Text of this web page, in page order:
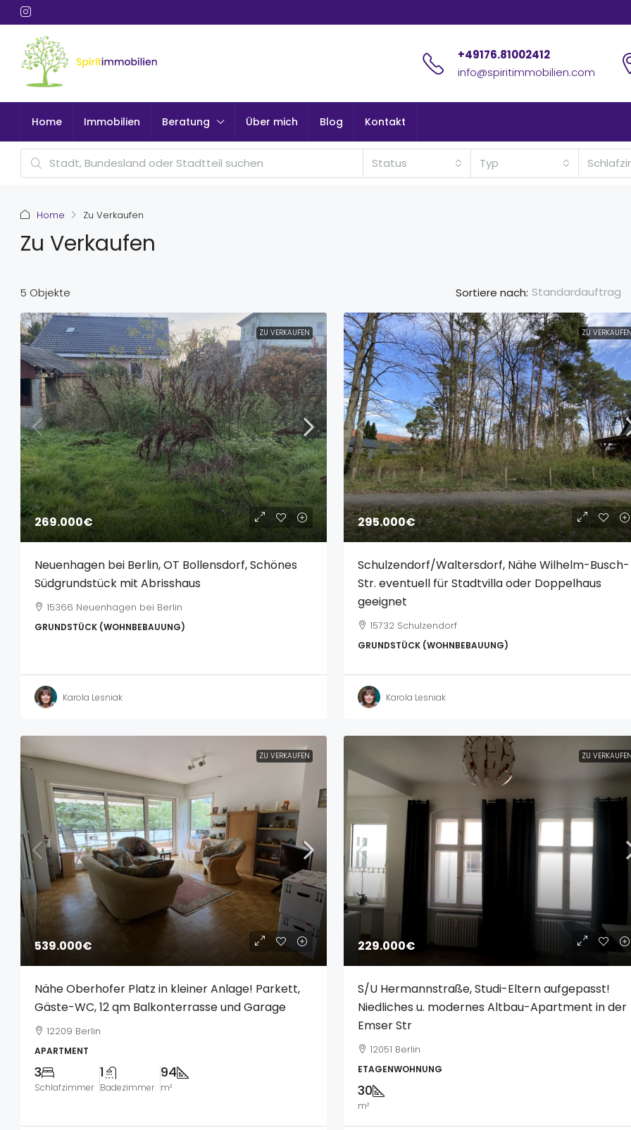
+49176.81002412
info@spiritimmobilien.com
Home Immobilien Beratung Über mich Blog Kontakt
Status Typ
Home Zu Verkaufen
Zu Verkaufen
5 Objekte Sortiere nach: Standardauftrag
ZU VERKAUFEN
269.000€
Neuenhagen bei Berlin, OT Bollensdorf, Schönes
Südgrundstück mit Abrisshaus
15366 Neuenhagen bei Berlin
GRUNDSTÜCK (WOHNBEBAUUNG)
Karola Lesniak
ZU
295.000€
Schulzendorf/Waltersdorf, Nähe Wilhelm-Busch-
Str. eventuell für Stadtvilla oder Doppelhaus
geeignet
15732 Schulzendorf
GRUNDSTÜCK (WOHNBEBAUUNG)
Karola Lesniak
ZU VERKAUFEN
539.000€
Nähe Oberhofer Platz in kleiner Anlage! Parkett,
Gäste-WC, 12 qm Balkonterrasse und Garage
12209 Berlin
APARTMENT
3
Schlafzimmer
1
Badezimmer
94
m²
ZU
229.000€
S/U Hermannstraße, Studi-Eltern aufgepasst!
Niedliches u. modernes Altbau-Apartment in der
Emser Str
12051 Berlin
ETAGENWOHNUNG
30
m²